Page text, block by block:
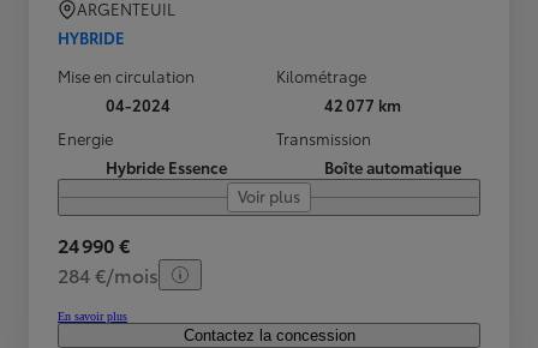
ARGENTEUIL
HYBRIDE
Mise en circulation
04-2024
Kilométrage
42 077 km
Energie
Hybride Essence
Transmission
Boîte automatique
Voir plus
24 990 €
284 €/mois
En savoir plus
Contactez la concession